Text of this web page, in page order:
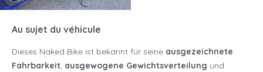
Au sujet du véhicule
Dieses Naked Bike ist bekannt für seine ausgezeichnete
Fahrbarkeit, ausgewogene Gewichtsverteilung und